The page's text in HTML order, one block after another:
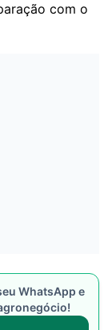
com o
WhatsApp e